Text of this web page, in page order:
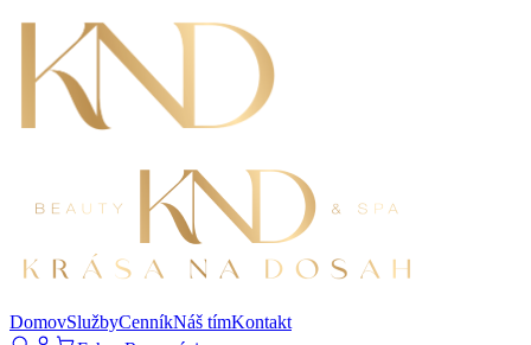
DomovSlužbyCenníkNáš tímKontakt